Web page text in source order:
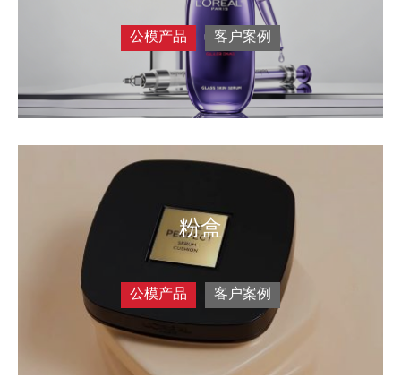
公模产品 客户案例
粉盒
公模产品 客户案例